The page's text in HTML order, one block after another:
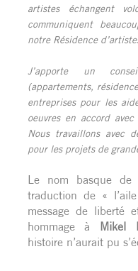
artistes échangent
communiquent
notre Résidence
J’apporte un
(appartements,
entreprises pour les
oeuvres en accord
Nous travaillons avec
pour les projets de
Le nom basque de
traduction de «
message de liberté
hommage à
Mikel
histoire n’aurait pu